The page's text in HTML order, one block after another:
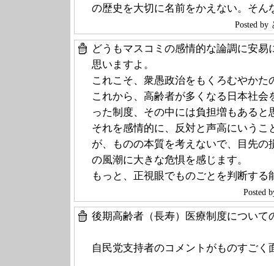
の歴史を大切に名前をかえない。そん
Posted by
どうもマスコミの感情的な論調に安
思いますよ。
これこそ、衆愚政治をもくろむやかた
これから、高齢者が多くなる日本社
った制度、その中には負担増もある
それを感情的に、反対と声高にいうこ
が、ものの本質を考えないで、目先の
の風潮に大きな危惧を感じます。
もっと、正視眼でものごとを判断する
Posted
後期高齢者（長寿）医療制度について
自民党支持者のコメントがものすごく